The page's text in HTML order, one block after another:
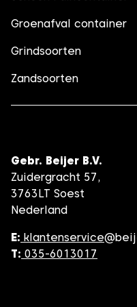
Groenafval container
Grindsoorten
Zandsoorten
Gebr. Beijer B.V.
Zuidergracht 57,
3763LT Soest
Nederland
E: klantenservice
T: 035-6013017